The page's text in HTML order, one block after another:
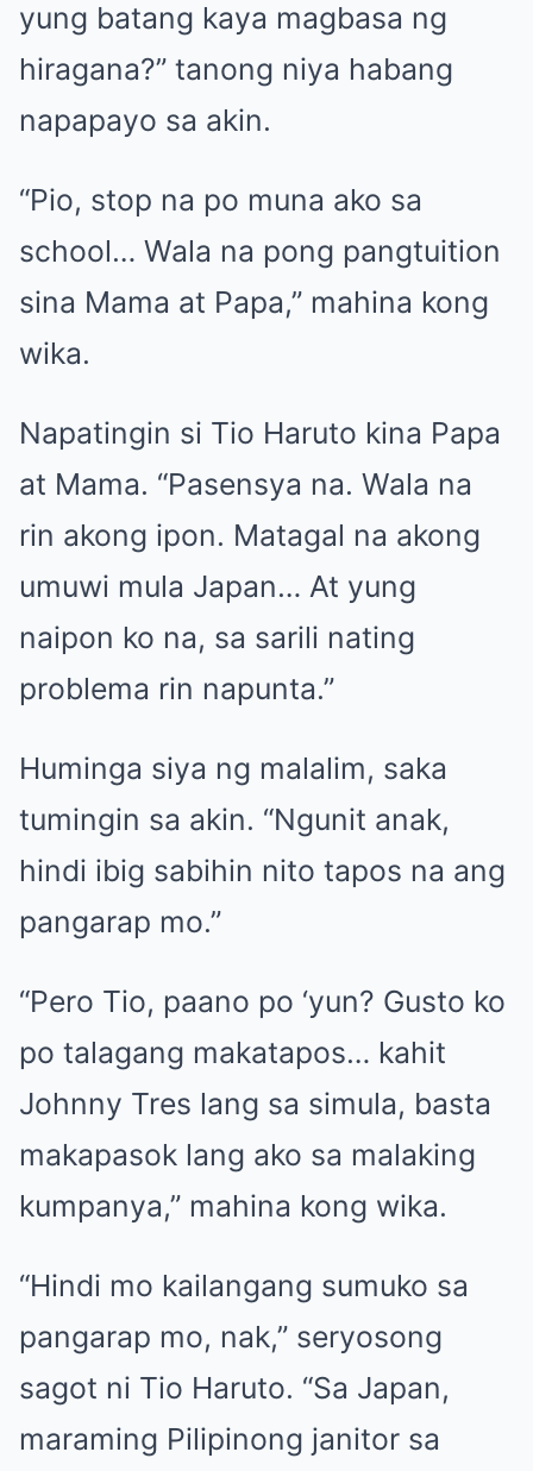
yung batang kaya magbasa ng
hiragana?” tanong niya habang
napapayo sa akin.
“Pio, stop na po muna ako sa
school… Wala na pong pangtuition
sina Mama at Papa,” mahina kong
wika.
Napatingin si Tio Haruto kina Papa
at Mama. “Pasensya na. Wala na
rin akong ipon. Matagal na akong
umuwi mula Japan… At yung
naipon ko na, sa sarili nating
problema rin napunta.”
Huminga siya ng malalim, saka
tumingin sa akin. “Ngunit anak,
hindi ibig sabihin nito tapos na ang
pangarap mo.”
“Pero Tio, paano po ‘yun? Gusto ko
po talagang makatapos… kahit
Johnny Tres lang sa simula, basta
makapasok lang ako sa malaking
kumpanya,” mahina kong wika.
“Hindi mo kailangang sumuko sa
pangarap mo, nak,” seryosong
sagot ni Tio Haruto. “Sa Japan,
maraming Pilipinong janitor sa